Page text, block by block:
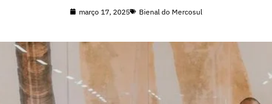
março 17, 2025 Bienal do Mercosul